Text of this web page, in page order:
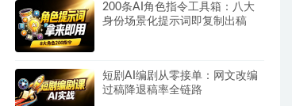
200条AI角色指令工具箱：八大
身份场景化提示词即复制出稿
短剧AI编剧从零接单：网文改编
过稿降退稿率全链路